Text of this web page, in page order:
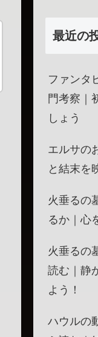
最近の
ファンタ
門考察｜
しょう
エルサの
と結末を
火垂るの
るか｜心
火垂るの
読む｜静
よう！
ハウルの